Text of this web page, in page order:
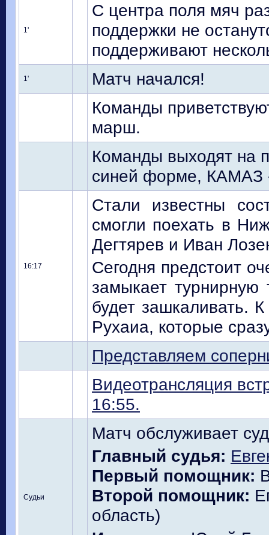
1'
С центра поля мяч
поддержки не
поддерживают
1'
Матч начался!
Команды
марш.
Команды выходят на
синей форме, КАМАЗ
16:17
Стали известны
смогли поехать в
Дегтярев и Иван
Сегодня предстоит
замыкает турнирную
будет зашкаливать.
Рухаиа, которые
Представляем
Видеотрансляция
16:55.
Судьи
Матч обслуживает
Главный судья:
Первый помощник:
Второй помощник:
область)